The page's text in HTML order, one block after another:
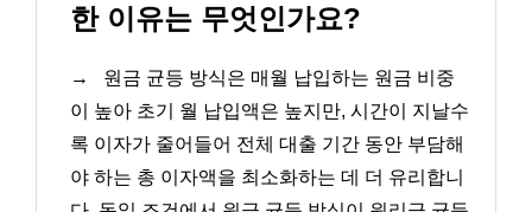
한 이유는 무엇인가요?
→
원금 균등 방식은 매월 납입하는 원금 비중
이 높아 초기 월 납입액은 높지만, 시간이 지날수
록 이자가 줄어들어 전체 대출 기간 동안 부담해
야 하는 총 이자액을 최소화하는 데 더 유리합니